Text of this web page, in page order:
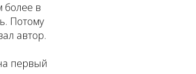
более в
Потому
автор.
первый